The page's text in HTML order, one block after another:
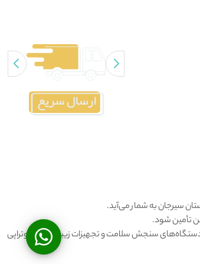
سیرجان به شمار می‌آید.
تأمین شود.
سنجش سلامت و تجهیزات زیبایی و فیزیوتراپی